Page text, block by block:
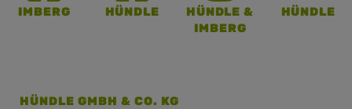
IMBERG HÜNDLE
HÜNDLE &
IMBERG
HÜNDLE
HÜNDLE GMBH & CO. KG